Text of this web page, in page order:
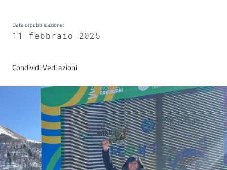
ed
eventi
Atleti
Data di pubblicazione:
11 febbraio 2025
CondividiVedi azioni